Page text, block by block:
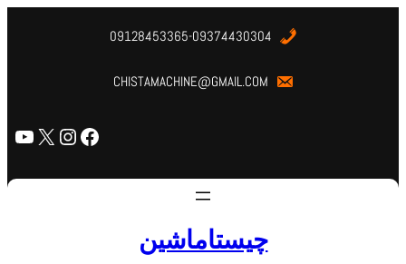
09128453365-09374430304
CHISTAMACHINE@GMAIL.COM
چیستاماشین